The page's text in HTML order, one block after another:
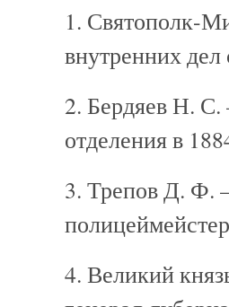
1. Святополк-
внутренних дел
2. Бердяев Н.
отделения в
3. Трепов Д. Ф.
4. Великий